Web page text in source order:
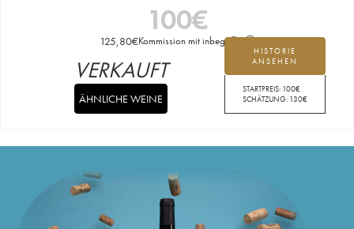
100€
125,80€Kommission mit inbegriffen
HISTORIE
ANSEHEN
STARTPREIS: 100€
SCHÄTZUNG: 130€
VERKAUFT
ÄHNLICHE WEINE